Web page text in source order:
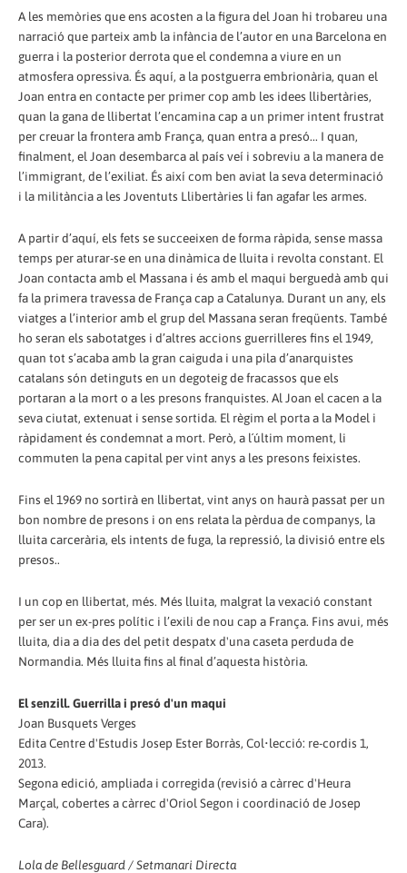
A les memòries que ens acosten a la figura del Joan hi trobareu una
narració que parteix amb la infància de l’autor en una Barcelona en
guerra i la posterior derrota que el condemna a viure en un
atmosfera opressiva. És aquí, a la postguerra embrionària, quan el
Joan entra en contacte per primer cop amb les idees llibertàries,
quan la gana de llibertat l’encamina cap a un primer intent frustrat
per creuar la frontera amb França, quan entra a presó... I quan,
finalment, el Joan desembarca al país veí i sobreviu a la manera de
l’immigrant, de l’exiliat. És així com ben aviat la seva determinació
i la militància a les Joventuts Llibertàries li fan agafar les armes.
A partir d’aquí, els fets se succeeixen de forma ràpida, sense massa
temps per aturar-se en una dinàmica de lluita i revolta constant. El
Joan contacta amb el Massana i és amb el maqui berguedà amb qui
fa la primera travessa de França cap a Catalunya. Durant un any, els
viatges a l’interior amb el grup del Massana seran freqüents. També
ho seran els sabotatges i d’altres accions guerrilleres fins el 1949,
quan tot s’acaba amb la gran caiguda i una pila d’anarquistes
catalans són detinguts en un degoteig de fracassos que els
portaran a la mort o a les presons franquistes. Al Joan el cacen a la
seva ciutat, extenuat i sense sortida. El règim el porta a la Model i
ràpidament és condemnat a mort. Però, a l´últim moment, li
commuten la pena capital per vint anys a les presons feixistes.
Fins el 1969 no sortirà en llibertat, vint anys on haurà passat per un
bon nombre de presons i on ens relata la pèrdua de companys, la
lluita carcerària, els intents de fuga, la repressió, la divisió entre els
presos..
I un cop en llibertat, més. Més lluita, malgrat la vexació constant
per ser un ex-pres polític i l’exili de nou cap a França. Fins avui, més
lluita, dia a dia des del petit despatx d'una caseta perduda de
Normandia. Més lluita fins al final d’aquesta història.
El senzill. Guerrilla i presó d'un maqui
Joan Busquets Verges
Edita Centre d'Estudis Josep Ester Borràs, Col•lecció: re-cordis 1,
2013.
Segona edició, ampliada i corregida (revisió a càrrec d'Heura
Marçal, cobertes a càrrec d'Oriol Segon i coordinació de Josep
Cara).
Lola de Bellesguard / Setmanari Directa